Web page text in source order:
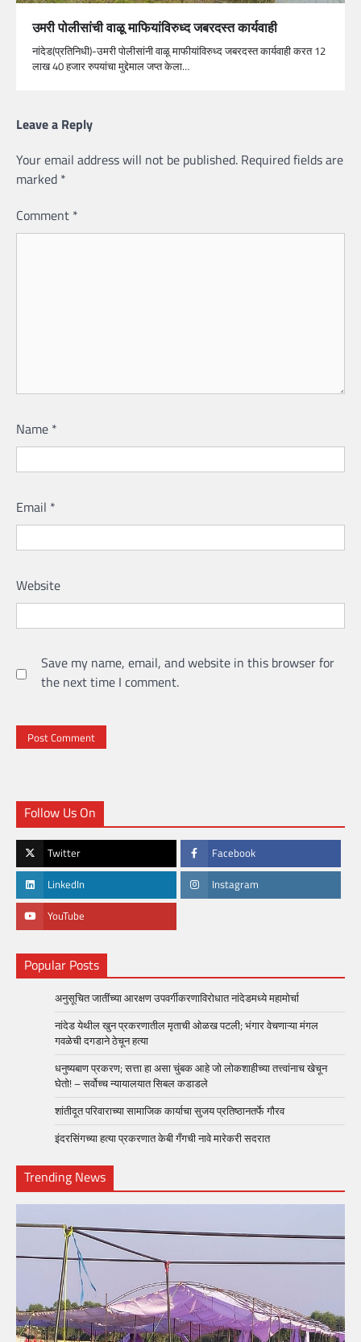
उमरी पोलीसांची वाळू माफियांविरुध्द जबरदस्त कार्यवाही
नांदेड(प्रतिनिधी)-उमरी पोलीसांनी वाळू माफीयांविरुध्द जबरदस्त कार्यवाही करत 12
लाख 40 हजार रुपयांचा मुद्देमाल जप्त केला…
Leave a Reply
Your email address will not be published. Required fields are
marked *
Comment *
Name *
Email *
Website
Save my name, email, and website in this browser for
the next time I comment.
Follow Us On
Twitter Facebook
LinkedIn Instagram
YouTube
Popular Posts
अनुसूचित जातींच्या आरक्षण उपवर्गीकरणाविरोधात नांदेडमध्ये महामोर्चा
नांदेड येथील खुन प्रकरणातील मृताची ओळख पटली; भंगार वेचणाऱ्या मंगल
गवळेची दगडाने ठेचून हत्या
धनुष्यबाण प्रकरण; सत्ता हा असा चुंबक आहे जो लोकशाहीच्या तत्त्वांनाच खेचून
घेतो! – सर्वोच्च न्यायालयात सिबल कडाडले
शांतीदूत परिवाराच्या सामाजिक कार्याचा सुजय प्रतिष्ठानतर्फे गौरव
इंदरसिंगच्या हत्या प्रकरणात केबी गँगची नावे मारेकरी सदरात
Trending News